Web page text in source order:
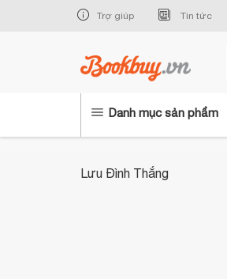
Trợ giúp Tin tức
Danh mục sản phẩm
Lưu Đình Thắng